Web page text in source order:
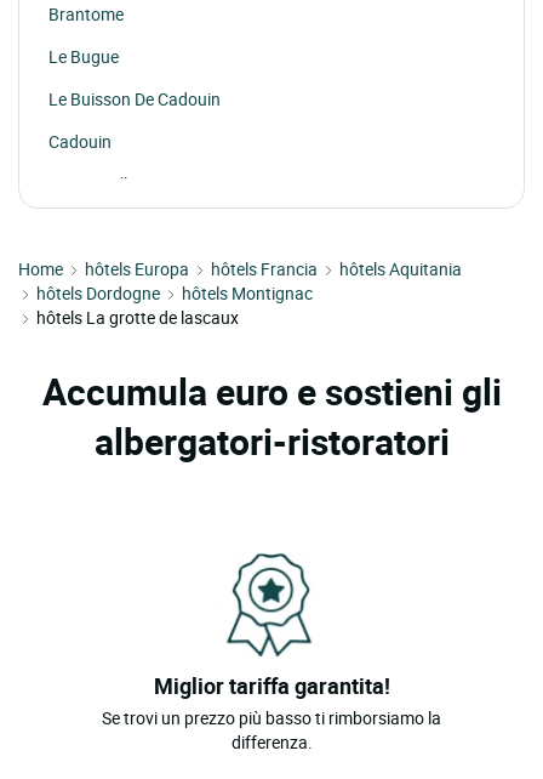
Brantome
Le Bugue
Le Buisson De Cadouin
Cadouin
Carsac Aillac
La Chapelle Aubareil
La Coquille
Douville
Fossemagne
Home hôtels Europa hôtels Francia
hôtels Aquitania
hôtels Dordogne
hôtels Montignac
hôtels La grotte de lascaux
Accumula euro e sostieni gli
albergatori-ristoratori
Miglior tariffa garantita!
Se trovi un prezzo più basso ti rimborsiamo la
differenza.